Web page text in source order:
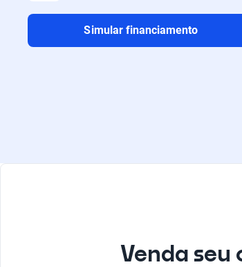
Simular financiamento
Venda seu